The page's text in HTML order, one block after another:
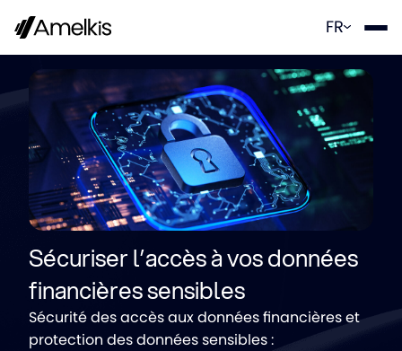
Panneau de gestion des cookies
FR
Sécuriser l’accès à vos données
financières sensibles
Sécurité des accès aux données financières et
protection des données sensibles :